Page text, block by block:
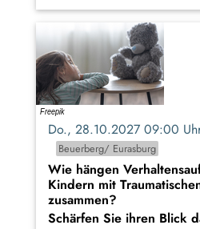
Do., 28.10.2027 09:00
Beuerberg/ Eurasburg
Wie hängen
Kindern mit
zusammen?
Schärfen Sie ihren Blick